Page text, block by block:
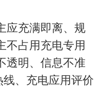
应充满即离、规
不占用充电专用
透明、信息不准
、充电应用评价